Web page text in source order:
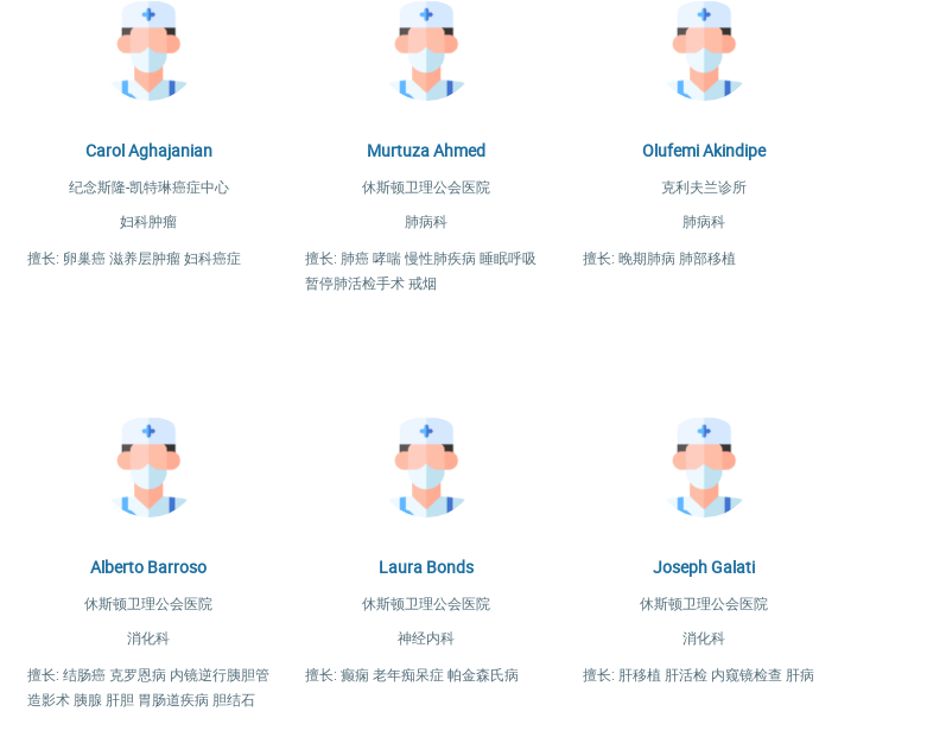
Carol Aghajanian
纪念斯隆-凯特琳癌症中心
妇科肿瘤
擅长: 卵巢癌 滋养层肿瘤 妇科癌症
Murtuza Ahmed
休斯顿卫理公会医院
肺病科
擅长: 肺癌 哮喘 慢性肺疾病 睡眠呼吸
暂停肺活检手术 戒烟
Olufemi Akindipe
克利夫兰诊所
肺病科
擅长: 晚期肺病 肺部移植
Alberto Barroso
休斯顿卫理公会医院
消化科
擅长: 结肠癌 克罗恩病 内镜逆行胰胆管
造影术 胰腺 肝胆 胃肠道疾病 胆结石
Laura Bonds
休斯顿卫理公会医院
神经内科
擅长: 癫痫 老年痴呆症 帕金森氏病
Joseph Galati
休斯顿卫理公会医院
消化科
擅长: 肝移植 肝活检 内窥镜检查 肝病